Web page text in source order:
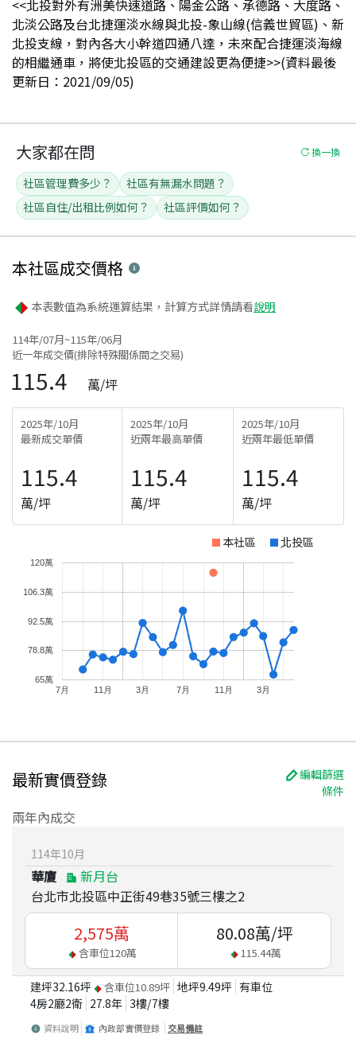
<<北投對外有洲美快速道路、陽金公路、承德路、大度路、
北淡公路及台北捷運淡水線與北投-象山線(信義世貿區)、新
北投支線，對內各大小幹道四通八達，未來配合捷運淡海線
的相繼通車，將使北投區的交通建設更為便捷>>(資料最後
更新日：2021/09/05)
大家都在問 換一換
社區管理費多少？
社區有無漏水問題？
社區自住/出租比例如何？
社區評價如何？
本社區成交價格
本表數值為系統運算結果，計算方式詳情請看說明
114年/07月~115年/06月
近一年成交價(排除特殊關係間之交易)
115.4 萬/坪
2025年/10月
最新成交單價
115.4
萬/坪
2025年/10月
近兩年最高單價
115.4
萬/坪
2025年/10月
近兩年最低單價
115.4
萬/坪
本社區 北投區
7月 11月 3月 7月 11月 3月
65萬
78.8萬
92.5萬
106.3萬
120萬
最新實價登錄
編輯篩選
條件
兩年內成交
114年10月
華廈
新月台
台北市北投區中正街49巷35號三樓之2
2,575萬
含車位120萬
80.08萬/坪
115.44萬
建坪32.16坪 含車位10.89坪 地坪9.49坪 有車位
4房2廳2衛 27.8年 3樓/7樓
資料說明 內政部實價登錄 交易備註